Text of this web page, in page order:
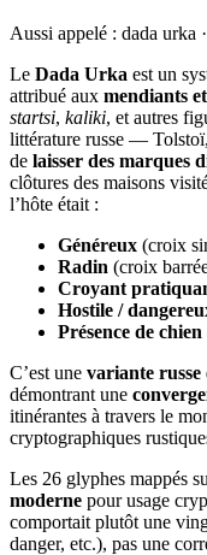
Aussi appelé : dada urka
Le Dada Urka est un
attribué aux mendiants
startsi, kaliki, et autres
littérature russe —
de laisser des marques
clôtures des maisons
l’hôte était :
Généreux (croix
Radin (croix
Croyant
Hostile /
Présence de chien
C’est une variante russe
démontrant une
itinérantes à travers le
cryptographiques
Les 26 glyphes mappés
moderne pour usage
comportait plutôt une
danger, etc.), pas une